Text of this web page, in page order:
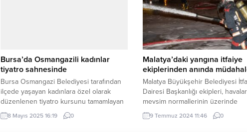
dönüş için yola çıktı. İzmir
Belediyesi İtfaiye Dairesi
bağlı ekipler, Denizli’de 29
Çatak Mahallesi ile Aydın’ın...
Bursa’da Osmangazili kadınlar
tiyatro sahnesinde
Bursa Osmangazi Belediyesi tarafından
ilçede yaşayan kadınlara özel olarak
düzenlenen tiyatro kursunu tamamlayan
kadınlar, Kozalar adlı tiyatro oyunu ile ilk
sahne deneyimini yaşamaya hazırlanıyor.
8 Mayıs 2025 16:19 0
Malatya’daki yangına itfaiye
ekiplerinden anında
Malatya Büyükşehir Belediyesi
Dairesi Başkanlığı ekipleri,
mevsim normallerinin üzerinde
seyretmesiyle birlikte kent
çıkan yangınlara anında müdahale
9 Temmuz 2024 11:46 0